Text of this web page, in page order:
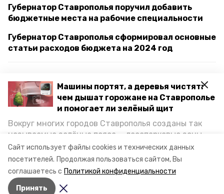
Сайт использует файлы cookies и технических данных
посетителей. Продолжая пользоваться сайтом, Вы
соглашаетесь с Политикой конфиденциальности
Принять
Машины портят, а деревья чистят:
чем дышат горожане на Ставрополье
и помогает ли зелёный щит
Вокруг многих городов Ставрополья созданы так
называемые зелёные пояса — лесопарковые зоны,
снижающие негативное воздействие выхлопных
газов на атмосферу. Справляются ли они с
постоянно растущим потоком автотранспорта и
каким воздухом дышат жители края, узнала
корреспондент «Победы26».
Губернатор Ставрополья поручил добавить
бюджетные места на рабочие специальности
Губернатор Ставрополья сформировал основные
статьи расходов бюджета на 2024 год
губернатор владимир владимиров
поздравление
день работников сельского хозяйства и
праздник глава края ставрополье
Авторы: Анастасия Михайловская